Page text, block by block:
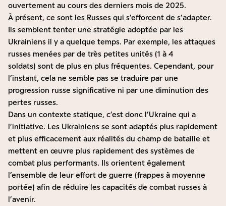
ouvertement au cours des derniers mois de 2025.
À présent, ce sont les Russes qui s’efforcent de s’adapter.
Ils semblent tenter une stratégie adoptée par les
Ukrainiens il y a quelque temps. Par exemple, les attaques
russes menées par de très petites unités (1 à 4
soldats) sont de plus en plus fréquentes. Cependant, pour
l’instant, cela ne semble pas se traduire par une
progression russe significative ni par une diminution des
pertes russes.
Dans un contexte statique, c’est donc l’Ukraine qui a
l’initiative. Les Ukrainiens se sont adaptés plus rapidement
et plus efficacement aux réalités du champ de bataille et
mettent en œuvre plus rapidement des systèmes de
combat plus performants. Ils orientent également
l’ensemble de leur effort de guerre (frappes à moyenne
portée) afin de réduire les capacités de combat russes à
l’avenir.